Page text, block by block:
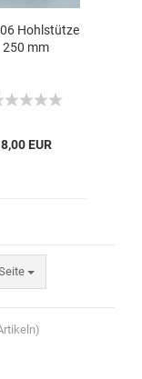
Hohlstütze
250 mm
8,00 EUR